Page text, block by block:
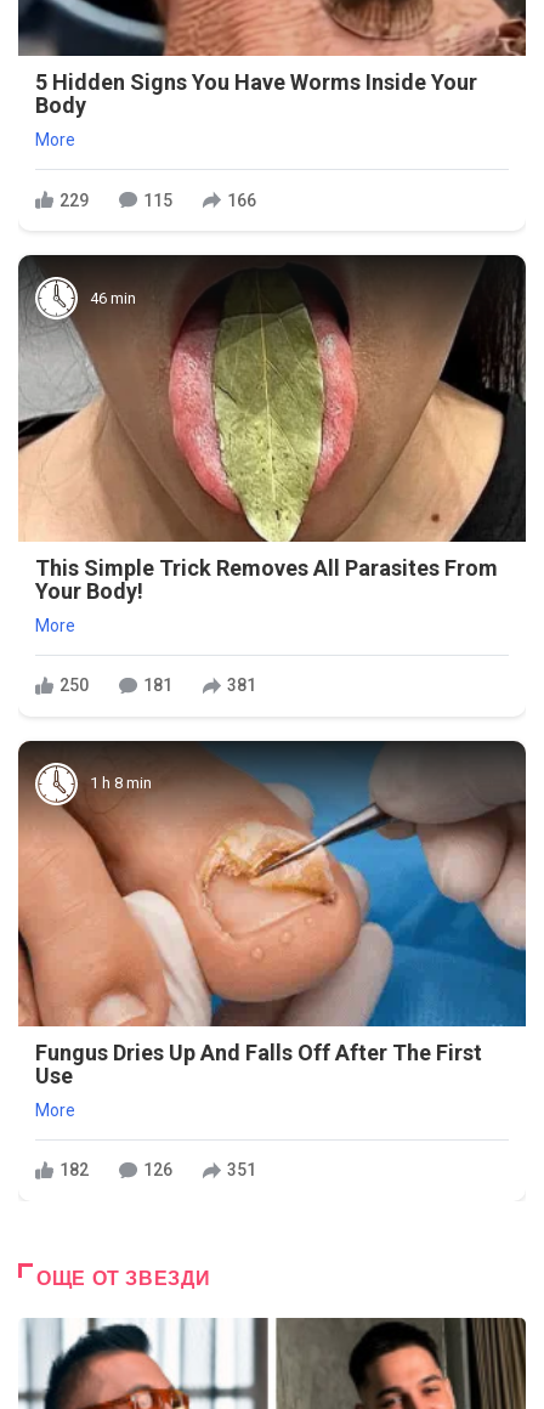
5 Hidden Signs You Have Worms Inside Your
Body
More
229 115 166
46 min
This Simple Trick Removes All Parasites From
Your Body!
More
250 181 381
1 h 8 min
Fungus Dries Up And Falls Off After The First
Use
More
182 126 351
ОЩЕ ОТ ЗВЕЗДИ